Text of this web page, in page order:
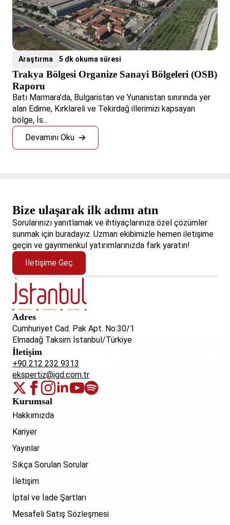
Araştırma 5 dk okuma süresi
Trakya Bölgesi Organize Sanayi Bölgeleri (OSB)
Raporu
Batı Marmara’da, Bulgaristan ve Yunanistan sınırında yer
alan Edirne, Kırklareli ve Tekirdağ illerimizi kapsayan
bölge, İs...
Devamını Oku
Bize ulaşarak ilk adımı atın
Sorularınızı yanıtlamak ve ihtiyaçlarınıza özel çözümler
sunmak için buradayız. Uzman ekibimizle hemen iletişime
geçin ve gayrimenkul yatırımlarınızda fark yaratın!
İletişime Geç
Adres
Cumhuriyet Cad. Pak Apt. No:30/1
Elmadağ Taksim İstanbul/Türkiye
İletişim
+90 212 232 9313
ekspertiz@igd.com.tr
Kurumsal
Hakkımızda
Kariyer
Yayınlar
Sıkça Sorulan Sorular
İletişim
İptal ve İade Şartları
Mesafeli Satış Sözleşmesi